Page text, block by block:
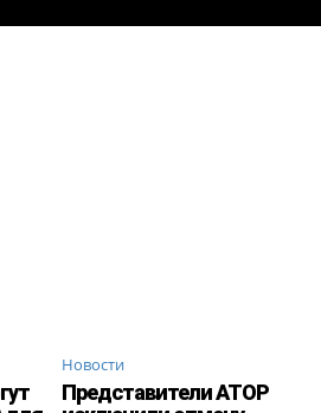
Новости
Представители АТОР